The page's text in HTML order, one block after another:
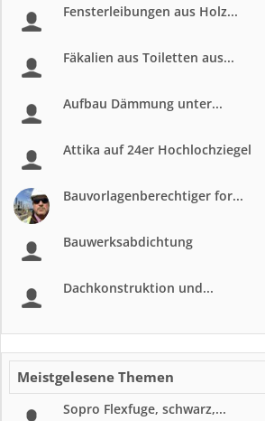
Fensterleibungen aus Holz...
Fäkalien aus Toiletten aus...
Aufbau Dämmung unter...
Attika auf 24er Hochlochziegel
Bauvorlagenberechtiger for...
Bauwerksabdichtung
Dachkonstruktion und...
Meistgelesene Themen
Sopro Flexfuge, schwarz,...